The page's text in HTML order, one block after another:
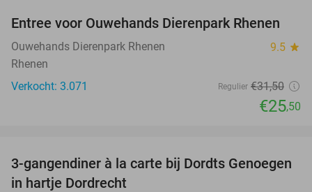
19%
Entree voor Ouwehands Dierenpark Rhenen
Ouwehands Dierenpark Rhenen 9.5 star
Rhenen
Verkocht: 3.071
Regulier €31,50
€25,50
31%
3-gangendiner à la carte bij Dordts Genoegen
in hartje Dordrecht